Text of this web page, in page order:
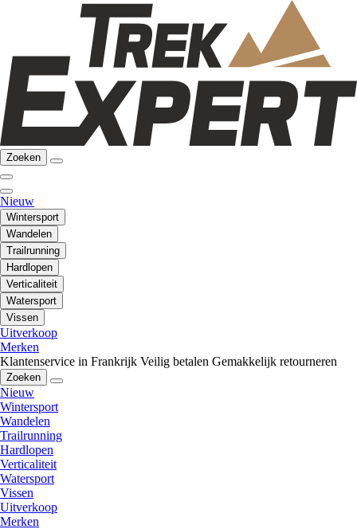
Zoeken
Nieuw
Wintersport
Wandelen
Trailrunning
Hardlopen
Verticaliteit
Watersport
Vissen
Uitverkoop
Merken
Klantenservice in Frankrijk Veilig betalen Gemakkelijk retourneren
Zoeken
Nieuw
Wintersport
Wandelen
Trailrunning
Hardlopen
Verticaliteit
Watersport
Vissen
Uitverkoop
Merken